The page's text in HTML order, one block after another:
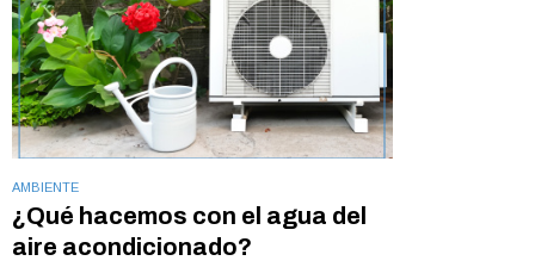
AMBIENTE
¿Qué hacemos con el agua del
aire acondicionado?